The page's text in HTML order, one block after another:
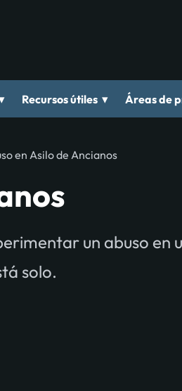
Recursos útiles ▾ Áreas de
en Asilo de Ancianos
un abuso en
solo.